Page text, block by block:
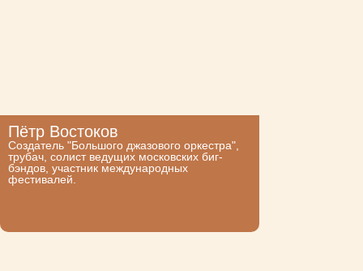
Пётр Востоков
Создатель "Большого джазового оркестра",
трубач, солист ведущих московских биг-
бэндов, участник международных
фестивалей.